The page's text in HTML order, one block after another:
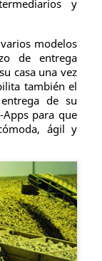
y
modelos
de entrega
casa una vez
también el
de su
para que
ágil y